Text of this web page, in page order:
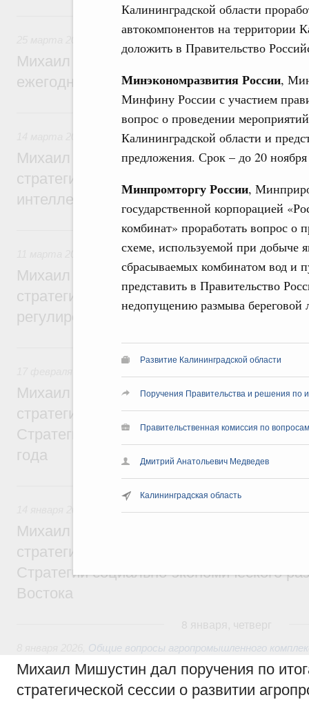
Калининградской области
автокомпонентов на территории
доложить в Правительство
Минэкономразвития России,
Минфину России с участием
вопрос о проведении
Калининградской области и
предложения. Срок – до 20 ноября
Минпромторгу России,
государственной корпорацией
комбинат» проработать вопрос о
схеме, используемой при добыче
сбрасываемых комбинатом вод и
представить в Правительство
недопущению размыва береговой
Развитие Калининградской области
Поручения Правительства и решения по
Правительственная комиссия по
Дмитрий Анатольевич Медведев
Калининградская область
25 марта, среда
Михаил Мишустин утвердил поручения
ежегодного отчёта Правительства в
Интеллектуальная собственность
Михаил Мишустин дал поручения по
стратегической сессии, посвящённой
интеллектуальной собственности до
11 марта, среда
Регулирование в сфере торговли. Защита
Михаил Мишустин дал поручения по
стратегической сессии, посвящённой
регулирования платформенной
17 февраля, вторник
Михаил Мишустин дал поручения по
стратегической сессии, посвящённой
Стратегии развития строительной
года
Общие вопросы развития ДФО
Михаил Мишустин дал поручения по
стратегической сессии, посвящённой
Стратегии социально-экономического
Востока
Общие вопросы агропромышленного
Михаил Мишустин дал поручения по
стратегической сессии о развитии